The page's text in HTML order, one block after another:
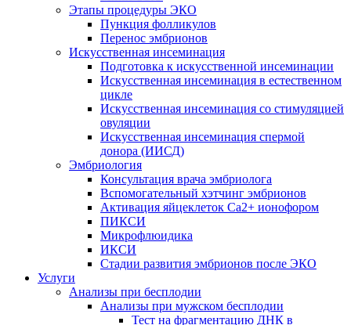
Этапы процедуры ЭКО
Пункция фолликулов
Перенос эмбрионов
Искусственная инсеминация
Подготовка к искусственной инсеминации
Искусственная инсеминация в естественном
цикле
Искусственная инсеминация со стимуляцией
овуляции
Искусственная инсеминация спермой
донора (ИИСД)
Эмбриология
Консультация врача эмбриолога
Вспомогательный хэтчинг эмбрионов
Активация яйцеклеток Са2+ ионофором
ПИКСИ
Микрофлюидика
ИКСИ
Стадии развития эмбрионов после ЭКО
Услуги
Анализы при бесплодии
Анализы при мужском бесплодии
Тест на фрагментацию ДНК в